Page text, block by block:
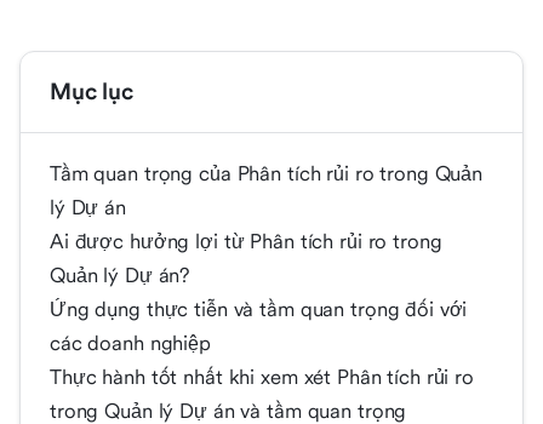
Mục lục
Tầm quan trọng của Phân tích rủi ro trong Quản
lý Dự án
Ai được hưởng lợi từ Phân tích rủi ro trong
Quản lý Dự án?
Ứng dụng thực tiễn và tầm quan trọng đối với
các doanh nghiệp
Thực hành tốt nhất khi xem xét Phân tích rủi ro
trong Quản lý Dự án và tầm quan trọng